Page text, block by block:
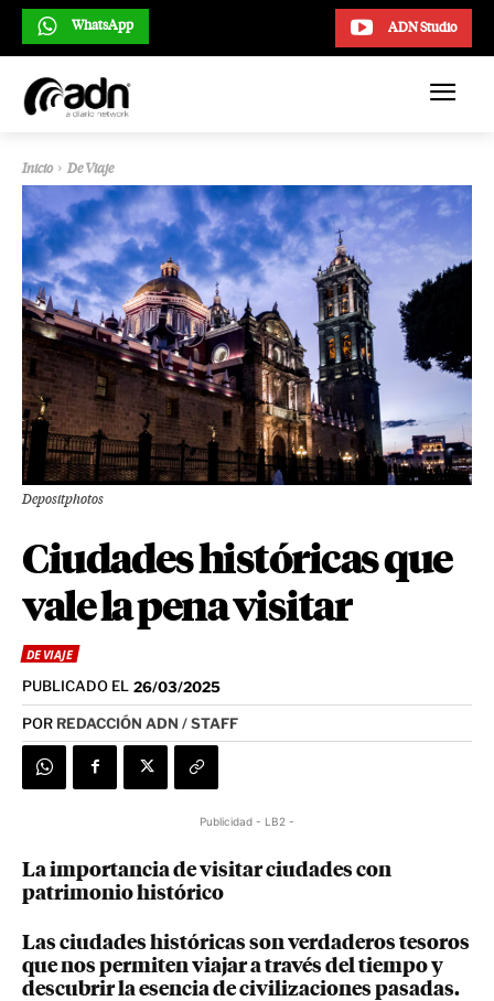
ADN Studio
WhatsApp
Inicio De Viaje
Depositphotos
Ciudades históricas que
vale la pena visitar
DE VIAJE
PUBLICADO EL 26/03/2025
POR REDACCIÓN ADN / STAFF
Publicidad - LB2 -
La importancia de visitar ciudades con
patrimonio histórico
Las ciudades históricas son verdaderos tesoros
que nos permiten viajar a través del tiempo y
descubrir la esencia de civilizaciones pasadas.